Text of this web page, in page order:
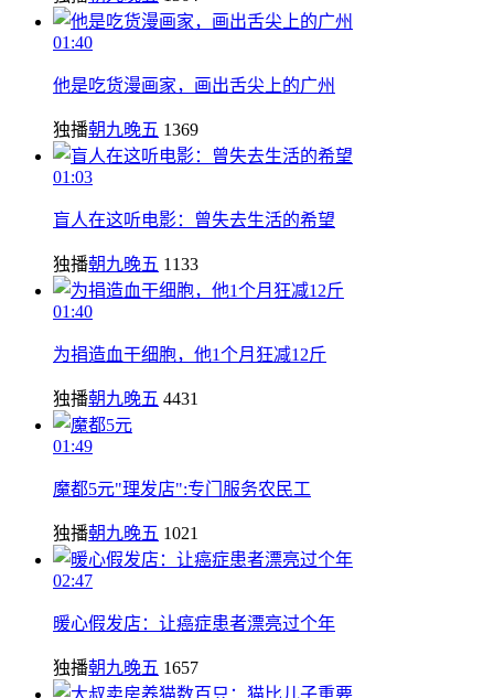
01:40
他是吃货漫画家，画出舌尖上的广州
独播朝九晚五 1369
01:03
盲人在这听电影：曾失去生活的希望
独播朝九晚五 1133
01:40
为捐造血干细胞，他1个月狂减12斤
独播朝九晚五 4431
01:49
魔都5元"理发店":专门服务农民工
独播朝九晚五 1021
02:47
暖心假发店：让癌症患者漂亮过个年
独播朝九晚五 1657